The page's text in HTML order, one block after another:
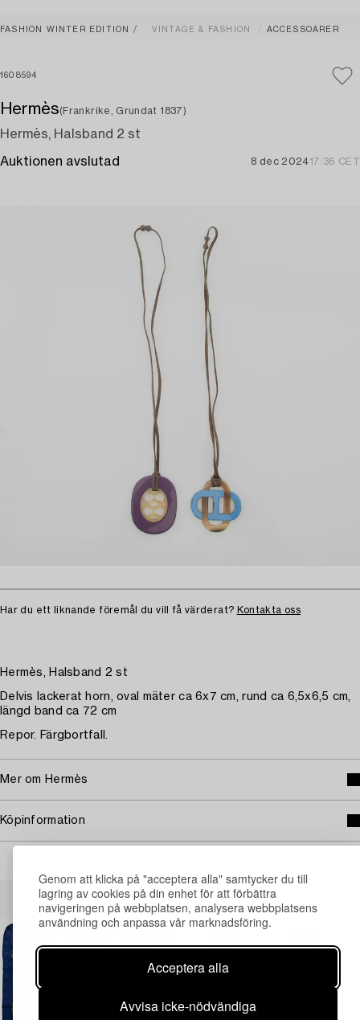
Genom att klicka på "acceptera alla" samtycker du till
lagring av cookies på din enhet för att förbättra
navigeringen på webbplatsen, analysera webbplatsens
användning och anpassa vår marknadsföring.
Acceptera alla
Avvisa icke-nödvändiga
FASHION WINTER EDITION VINTAGE & FASHION ACCESSOARER
1608594
Hermès(Frankrike, Grundat 1837)
Hermès, Halsband 2 st
Auktionen avslutad 8 dec 202417:36 CET
Har du ett liknande föremål du vill få värderat? Kontakta oss
Hermès, Halsband 2 st
Delvis lackerat horn, oval mäter ca 6x7 cm, rund ca 6,5x6,5 cm,
längd band ca 72 cm
Repor. Färgbortfall.
Mer om Hermès
Köpinformation
Andra har även tittat på